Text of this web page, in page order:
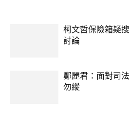
柯文哲保險箱疑
討論
鄭麗君：面對司
勿縱